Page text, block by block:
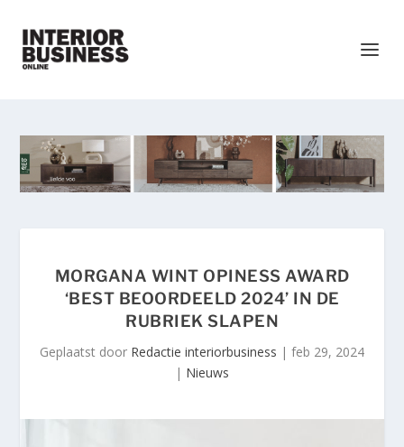
MORGANA WINT OPINESS AWARD
‘BEST BEOORDEELD 2024’ IN DE
RUBRIEK SLAPEN
Geplaatst door Redactie interiorbusiness | feb 29, 2024
| Nieuws